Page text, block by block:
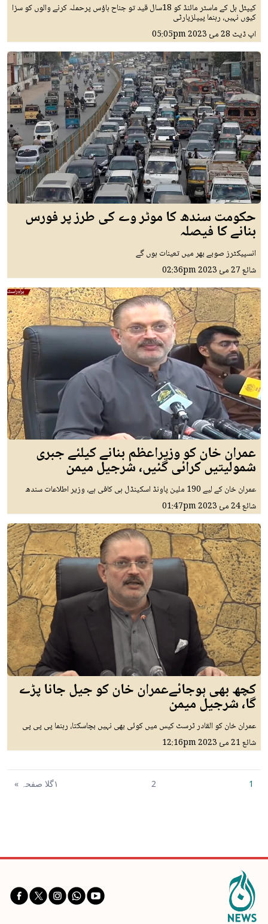
کیپٹل ہل کے ماسٹر مائنڈ کو 18سال قید تو جناح ہاؤس پرحملہ کرنے والوں کو سزا
کیوں نہیں، رہنما پیپلزپارٹی
اپ ڈیٹ 28 مئ 2023 05:05pm
حکومت سندھ کا موٹر وے کی طرز پر فورس
بنانے کا فیصلہ
انسپیکٹرز صوبے بھر میں تعینات ہوں گے
شائع27 مئ 2023 02:36pm
عمران خان کو وزیراعظم بنانے کیلئے جبری
شمولیتیں کرائی گئیں، شرجیل میمن
عمران خان کے لیے 190 ملین پاونڈ اسکینڈل ہی کافی ہے، وزیر اطلاعات سندھ
شائع24 مئ 2023 01:47pm
کچھ بھی ہوجائےعمران خان کو جیل جانا پڑے
گا، شرجیل میمن
عمران خان کو القادر ٹرسٹ کیس میں کوئی بھی نہیں بچاسکتا، رہنما پی پی پی
شائع21 مئ 2023 12:16pm
1
2 ١گلا صفحہ »